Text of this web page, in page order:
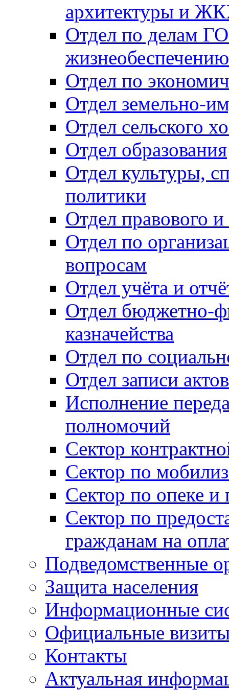
архитектуры и
Отдел по делам
Отдел по
Отдел земельно-
Отдел сельского
Отдел образования
Отдел культуры,
политики
Отдел правового
Отдел по
вопросам
Отдел учёта и
Отдел бюджетно-
казначейства
Отдел по
Отдел записи
Исполнение
полномочий
Сектор
Сектор по
Сектор по опеке и
Сектор по
гражданам на
Подведомственные
Защита населения
Информационные
Официальные
Контакты
Актуальная